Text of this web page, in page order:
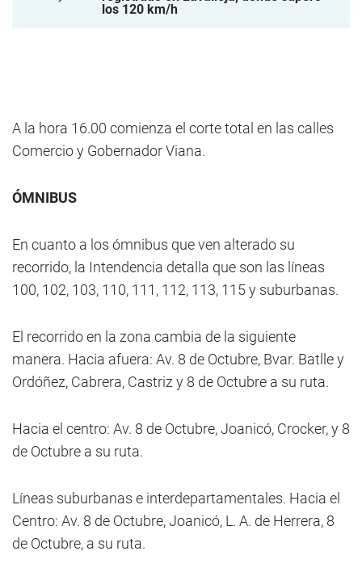
los 120 km/h
A la hora 16.00 comienza el corte total en las calles
Comercio y Gobernador Viana.
ÓMNIBUS
En cuanto a los ómnibus que ven alterado su
recorrido, la Intendencia detalla que son las líneas
100, 102, 103, 110, 111, 112, 113, 115 y suburbanas.
El recorrido en la zona cambia de la siguiente
manera. Hacia afuera: Av. 8 de Octubre, Bvar. Batlle y
Ordóñez, Cabrera, Castriz y 8 de Octubre a su ruta.
Hacia el centro: Av. 8 de Octubre, Joanicó, Crocker, y 8
de Octubre a su ruta.
Líneas suburbanas e interdepartamentales. Hacia el
Centro: Av. 8 de Octubre, Joanicó, L. A. de Herrera, 8
de Octubre, a su ruta.